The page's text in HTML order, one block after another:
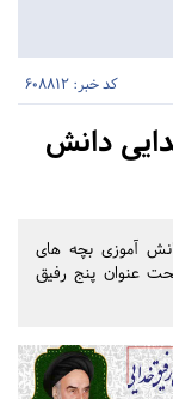
کد خبر: 608812
دانش
آموزی بچه های
عنوان پنج رفیق